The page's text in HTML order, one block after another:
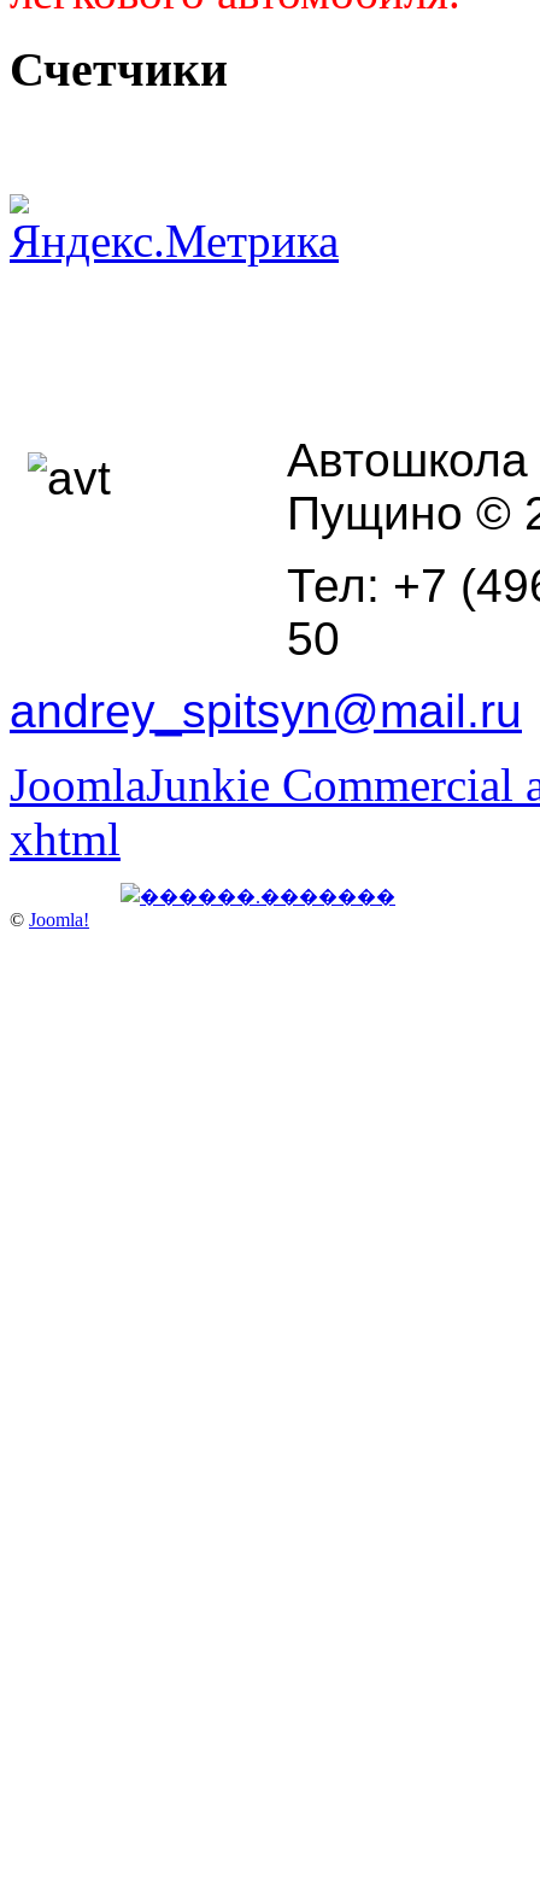
Счетчики
Автошкола
Пущино ©
Тел: +7
50
andrey_spitsyn@mail.ru
JoomlaJunkie Commercial
xhtml
© Joomla!